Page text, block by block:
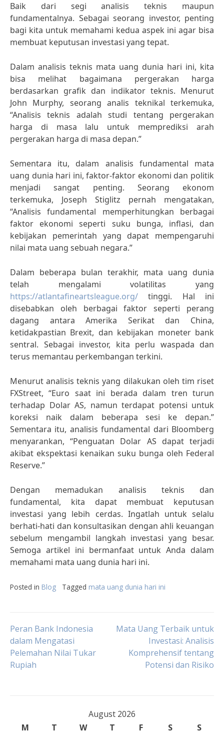
Baik dari segi analisis teknis maupun
fundamentalnya. Sebagai seorang investor, penting
bagi kita untuk memahami kedua aspek ini agar bisa
membuat keputusan investasi yang tepat.
Dalam analisis teknis mata uang dunia hari ini, kita
bisa melihat bagaimana pergerakan harga
berdasarkan grafik dan indikator teknis. Menurut
John Murphy, seorang analis teknikal terkemuka,
“Analisis teknis adalah studi tentang pergerakan
harga di masa lalu untuk memprediksi arah
pergerakan harga di masa depan.”
Sementara itu, dalam analisis fundamental mata
uang dunia hari ini, faktor-faktor ekonomi dan politik
menjadi sangat penting. Seorang ekonom
terkemuka, Joseph Stiglitz pernah mengatakan,
“Analisis fundamental memperhitungkan berbagai
faktor ekonomi seperti suku bunga, inflasi, dan
kebijakan pemerintah yang dapat mempengaruhi
nilai mata uang sebuah negara.”
Dalam beberapa bulan terakhir, mata uang dunia
telah mengalami volatilitas yang
https://atlantafineartsleague.org/ tinggi. Hal ini
disebabkan oleh berbagai faktor seperti perang
dagang antara Amerika Serikat dan China,
ketidakpastian Brexit, dan kebijakan moneter bank
sentral. Sebagai investor, kita perlu waspada dan
terus memantau perkembangan terkini.
Menurut analisis teknis yang dilakukan oleh tim riset
FXStreet, “Euro saat ini berada dalam tren turun
terhadap Dolar AS, namun terdapat potensi untuk
koreksi naik dalam beberapa sesi ke depan.”
Sementara itu, analisis fundamental dari Bloomberg
menyarankan, “Penguatan Dolar AS dapat terjadi
akibat ekspektasi kenaikan suku bunga oleh Federal
Reserve.”
Dengan memadukan analisis teknis dan
fundamental, kita dapat membuat keputusan
investasi yang lebih cerdas. Ingatlah untuk selalu
berhati-hati dan konsultasikan dengan ahli keuangan
sebelum mengambil langkah investasi yang besar.
Semoga artikel ini bermanfaat untuk Anda dalam
memahami mata uang dunia hari ini.
Posted in Blog Tagged mata uang dunia hari ini
Post
navigation
Peran Bank Indonesia
dalam Mengatasi
Pelemahan Nilai Tukar
Rupiah
Mata Uang Terbaik untuk
Investasi: Analisis
Komprehensif tentang
Potensi dan Risiko
August 2026
M
T W T F S
S